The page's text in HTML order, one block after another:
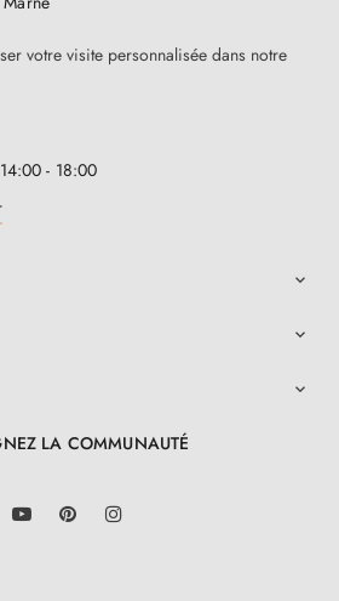
de porte et la
de chambre,
et serrures à condamnation
votre visite personnalisée dans notre
- 18:00



LA COMMUNAUTÉ
FacebookYouTube Pinterest